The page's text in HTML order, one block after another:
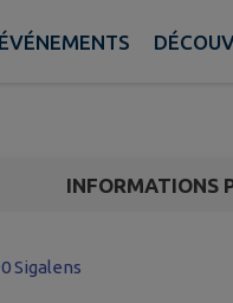
ÉVÉNEMENTS
INFORMATIONS
Sigalens